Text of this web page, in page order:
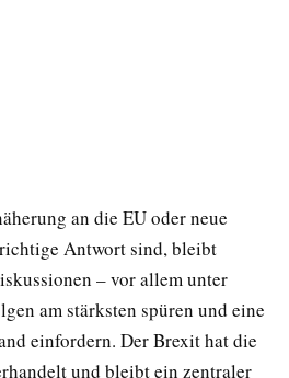
an die EU oder neue
Antwort sind, bleibt
– vor allem unter
am stärksten spüren und eine
einfordern. Der Brexit hat die
und bleibt ein zentraler